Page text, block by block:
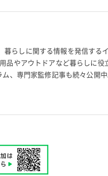
暮らしに関する情報を発信する
品やアウトドアなど暮らしに役
、専門家監修記事も続々公開中